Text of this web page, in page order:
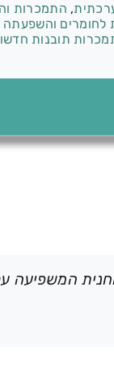
, התמכרות
לחומרים
תובנות
המשפיעה